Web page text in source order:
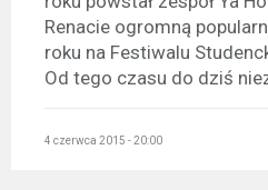
Renacie ogromną
roku na Festiwalu
Od tego czasu do dziś
4 czerwca 2015 - 20:00